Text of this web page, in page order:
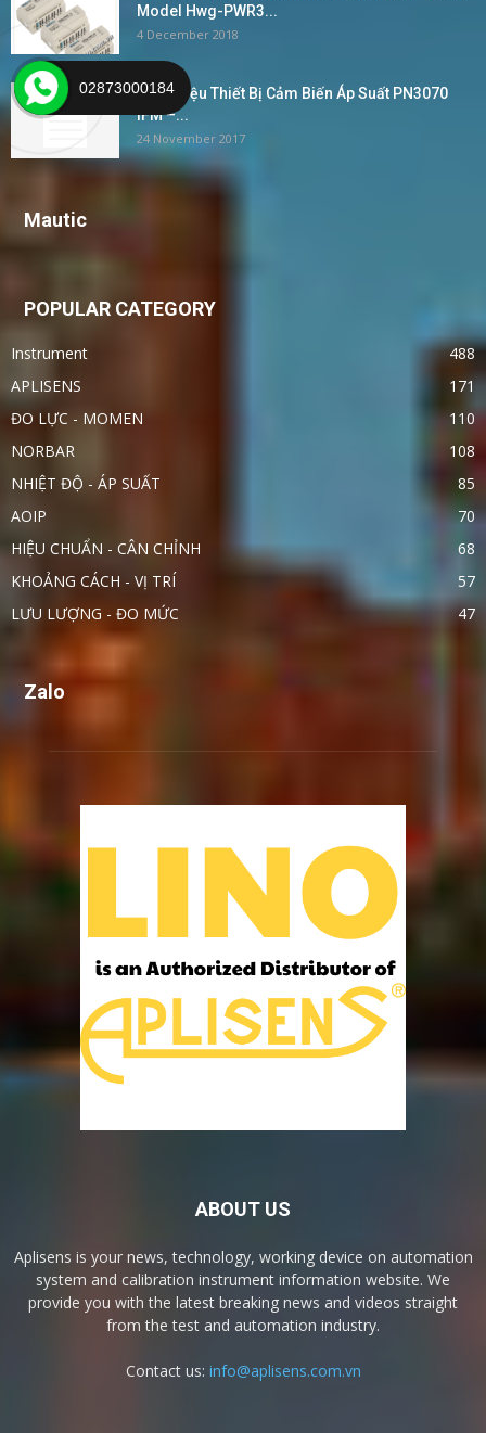
Model Hwg-PWR3...
4 December 2018
Giới Thiệu Thiết Bị Cảm Biến Áp Suất PN3070
IFM –...
24 November 2017
Mautic
POPULAR CATEGORY
Instrument
488
APLISENS
171
ĐO LỰC - MOMEN
110
NORBAR
108
NHIỆT ĐỘ - ÁP SUẤT
85
AOIP
70
HIỆU CHUẨN - CÂN CHỈNH
68
KHOẢNG CÁCH - VỊ TRÍ
57
LƯU LƯỢNG - ĐO MỨC
47
Zalo
ABOUT US
Aplisens is your news, technology, working device on automation
system and calibration instrument information website. We
provide you with the latest breaking news and videos straight
from the test and automation industry.
Contact us: info@aplisens.com.vn
02873000184